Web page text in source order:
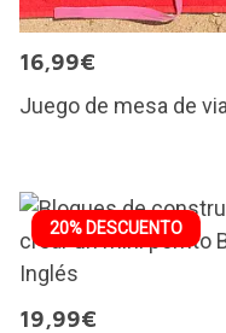
16,99€
Juego de mesa de
20% DESCUENTO
19,99€